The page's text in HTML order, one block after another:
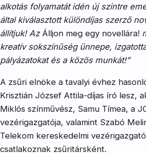
alkotás folyamatát idén új szintre
által kiválasztott különdíjas szerző
állítjuk! Az Álljon meg egy novellára!
kreatív sokszínűség ünnepe,
pályázatokat és a közös munkát!”
A zsűri elnöke a tavalyi évhez
Krisztián József Attila-díjas író lesz,
Miklós színművész, Samu Tímea, a
vezérigazgatója, valamint Szabó
Telekom kereskedelmi
csatlakoznak zsűritársként.